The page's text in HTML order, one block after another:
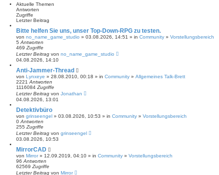
Aktuelle Themen
Antworten
Zugriffe
Letzter Beitrag
Bitte helfen Sie uns, unser Top-Down-RPG zu testen.
von no_name_game_studio » 03.08.2026, 14:51 » in Community » Vorstellungsbereich
5 Antworten
469 Zugriffe
Letzter Beitrag von no_name_game_studio
04.08.2026, 14:10
Anti-Jammer-Thread
von Lynxeye » 28.08.2010, 00:18 » in Community » Allgemeines Talk-Brett
2221 Antworten
1116084 Zugriffe
Letzter Beitrag von Jonathan
04.08.2026, 13:01
Detektivbüro
von grinseengel » 03.08.2026, 10:53 » in Community » Vorstellungsbereich
0 Antworten
255 Zugriffe
Letzter Beitrag von grinseengel
03.08.2026, 10:53
MirrorCAD
von Mirror» 12.09.2019, 04:10 » in Community » Vorstellungsbereich
96 Antworten
62569 Zugriffe
Letzter Beitrag von Mirror